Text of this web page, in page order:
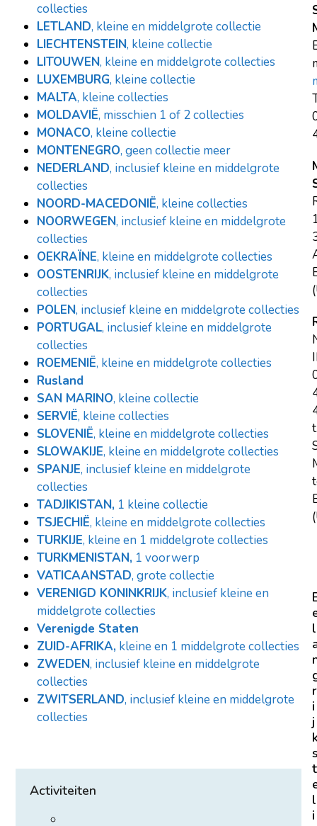
collecties
LETLAND, kleine en middelgrote collectie
LIECHTENSTEIN, kleine collectie
LITOUWEN, kleine en middelgrote collecties
LUXEMBURG, kleine collectie
MALTA, kleine collecties
MOLDAVIË, misschien 1 of 2 collecties
MONACO, kleine collectie
MONTENEGRO, geen collectie meer
NEDERLAND, inclusief kleine en middelgrote
collecties
NOORD-MACEDONIË, kleine collecties
NOORWEGEN, inclusief kleine en middelgrote
collecties
OEKRAÏNE, kleine en middelgrote collecties
OOSTENRIJK, inclusief kleine en middelgrote
collecties
POLEN, inclusief kleine en middelgrote collecties
PORTUGAL, inclusief kleine en middelgrote
collecties
ROEMENIË, kleine en middelgrote collecties
Rusland
SAN MARINO, kleine collectie
SERVIË, kleine collecties
SLOVENIË, kleine en middelgrote collecties
SLOWAKIJE, kleine en middelgrote collecties
SPANJE, inclusief kleine en middelgrote
collecties
TADJIKISTAN, 1 kleine collectie
TSJECHIË, kleine en middelgrote collecties
TURKIJE, kleine en 1 middelgrote collecties
TURKMENISTAN, 1 voorwerp
VATICAANSTAD, grote collectie
VERENIGD KONINKRIJK, inclusief kleine en
middelgrote collecties
Verenigde Staten
ZUID-AFRIKA, kleine en 1 middelgrote collecties
ZWEDEN, inclusief kleine en middelgrote
collecties
ZWITSERLAND, inclusief kleine en middelgrote
collecties
Activiteiten
l
r
i
j
t
l
i